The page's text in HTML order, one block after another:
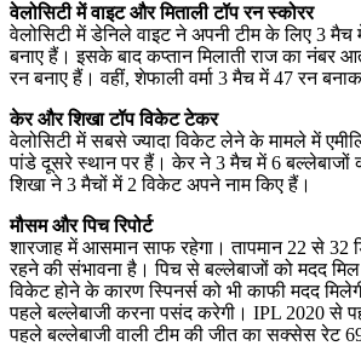
वेलोसिटी में वाइट और मिताली टॉप रन स्कोरर
वेलोसिटी में डेनिले वाइट ने अपनी टीम के लिए 3 मैच
बनाए हैं। इसके बाद कप्तान मिलाती राज का नंबर
रन बनाए हैं। वहीं, शेफाली वर्मा 3 मैच में 47 रन
केर और शिखा टॉप विकेट टेकर
वेलोसिटी में सबसे ज्यादा विकेट लेने के मामले में
पांडे दूसरे स्थान पर हैं। केर ने 3 मैच में 6 बल्लेबाजों
शिखा ने 3 मैचों में 2 विकेट अपने नाम किए हैं।
मौसम और पिच रिपोर्ट
शारजाह में आसमान साफ रहेगा। तापमान 22 से 32
रहने की संभावना है। पिच से बल्लेबाजों को मदद
विकेट होने के कारण स्पिनर्स को भी काफी मदद
पहले बल्लेबाजी करना पसंद करेगी। IPL 2020 से
पहले बल्लेबाजी वाली टीम की जीत का सक्सेस रेट